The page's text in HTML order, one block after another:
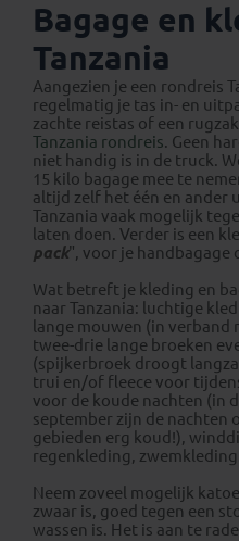
Bagage en
Tanzania
Aangezien je een rondreis
regelmatig je tas in- en
zachte reistas of een
Tanzania rondreis. Geen
niet handig is in de truck.
15 kilo bagage mee te
altijd zelf het één en ander
Tanzania vaak mogelijk
laten doen. Verder is een
pack", voor je handbagage
Wat betreft je kleding en
naar Tanzania: luchtige
lange mouwen (in verband
twee-drie lange broeken
(spijkerbroek droogt
trui en/of fleece voor
voor de koude nachten (in
september zijn de nachten
gebieden erg koud!),
regenkleding, zwemkleding.
Neem zoveel mogelijk
zwaar is, goed tegen een
wassen is. Het is aan te